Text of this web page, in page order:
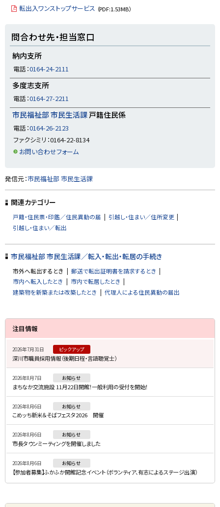
転出入ワンストップサービス （PDF:1.53MB）
戻
問合わせ先・担当窓口
納内支所
電話：0164-24-2111
多度志支所
電話：0164-27-2211
市民福祉部 市民生活課戸籍住民係
電話：0164-26-2123
ファクシミリ：0164-22-8134
お問い合わせフォーム
ト
ッ
プ
発信元：市民福祉部 市民生活課
関連カテゴリー
戸籍・住民票・印鑑／住民異動の届
引越し・住まい／住所変更
引越し・住まい／転出
市民福祉部 市民生活課／転入・転出・転居の手続き
市外へ転出するとき
郵送で転出証明書を請求するとき
市内へ転入したとき
市内で転居したとき
建築物を新築または改築したとき
代理人による住民異動の届出
サ
イ
・
メ
ニ
ュ
ー
注目情報
2026年7月31日 ピックアップ
深川市職員採用情報（後期日程・言語聴覚士）
2026年8月7日 お知らせ
まちなか交流施設 11月22日開館！一般利用の受付を開始！
2026年8月6日 お知らせ
こめッち新米＆そばフェスタ2026 開催
2026年8月6日 お知らせ
市長タウンミーティングを開催しました
2026年8月6日 お知らせ
【参加者募集】ふかふか開館記念イベント（ボランティア、有志によるステージ出演）